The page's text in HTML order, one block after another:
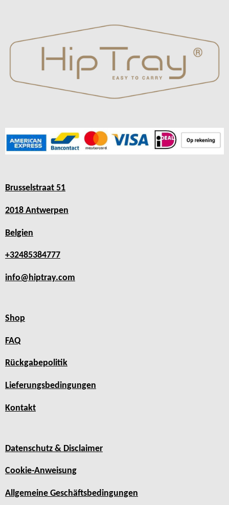
Brusselstraat 51
2018 Antwerpen
Belgien
+32485384777
info@hiptray.com
Shop
FAQ
Rückgabepolitik
Lieferungsbedingungen
Kontakt
Datenschutz & Disclaimer
Cookie-Anweisung
Allgemeine Geschäftsbedingungen